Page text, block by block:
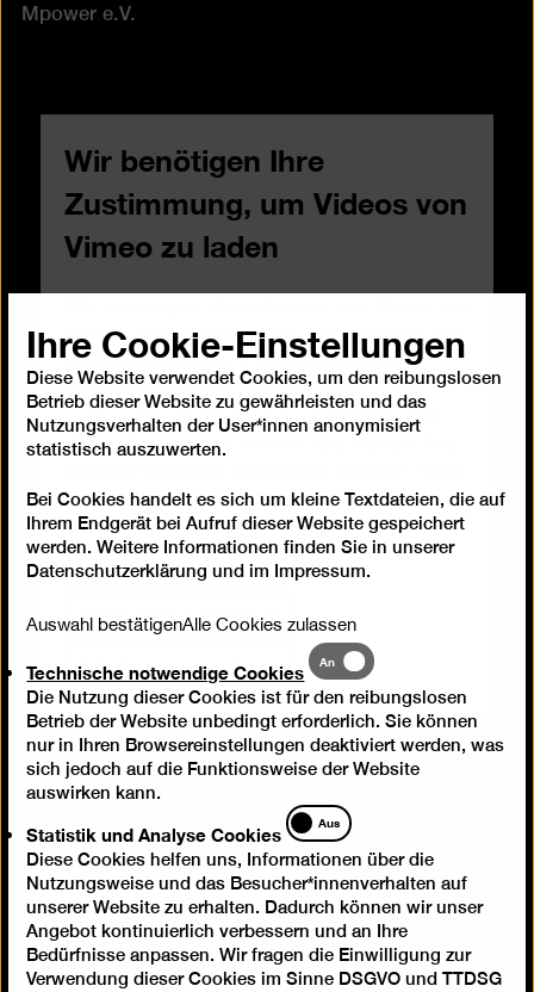
Mpower e.V.
Wir benötigen Ihre
Zustimmung, um Videos von
Vimeo zu laden
Videos einzubetten. Wenn Sie den Inhalt mit
Ihrem Auswahl-Klick anzeigen lassen,
stimmen Sie damit zu, dass dabei
personenbezogene Daten an Drittanbieter
übermittelt werden können. Sie können Ihre
Informationen dazu finden Sie in unserer
Datenschutzerklärung.
Inhalt einmal anzeigen
Inhalte immer laden
Stadtrundfahrt
Der Film zeigt einen kurzweiligen Trip durch den Alltag
der Beteiligten. Wie sind sie unterwegs? Wem
begegnen sie?
Ihre Cookie-Einstellungen
Diese Website verwendet Cookies, um den reibungslosen
Betrieb dieser Website zu gewährleisten und das
Nutzungsverhalten der User*innen anonymisiert
statistisch auszuwerten.
Bei Cookies handelt es sich um kleine Textdateien, die auf
Ihrem Endgerät bei Aufruf dieser Website gespeichert
werden. Weitere Informationen finden Sie in unserer
Datenschutzerklärung und im Impressum.
Auswahl bestätigenAlle Cookies zulassen
Technische notwendige Cookies
Technische
notwendige
Cookies
An
Die Nutzung dieser Cookies ist für den reibungslosen
Betrieb der Website unbedingt erforderlich. Sie können
nur in Ihren Browsereinstellungen deaktiviert werden, was
sich jedoch auf die Funktionsweise der Website
auswirken kann.
Statistik und Analyse Cookies
Statistik
und
Analyse
Cookies
Aus
Diese Cookies helfen uns, Informationen über die
Nutzungsweise und das Besucher*innenverhalten auf
unserer Website zu erhalten. Dadurch können wir unser
Angebot kontinuierlich verbessern und an Ihre
Bedürfnisse anpassen. Wir fragen die Einwilligung zur
Verwendung dieser Cookies im Sinne DSGVO und TTDSG